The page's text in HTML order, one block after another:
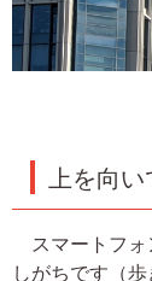
上を向
スマートフォ
しがちです（